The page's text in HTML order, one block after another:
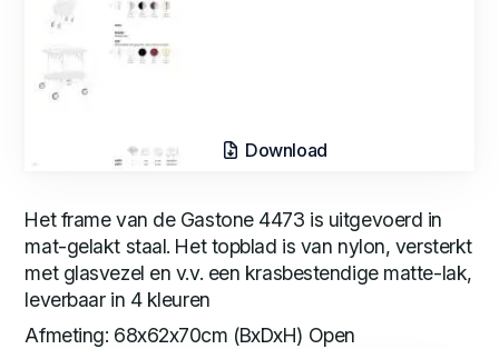
Download
Het frame van de Gastone 4473 is uitgevoerd in
mat-gelakt staal. Het topblad is van nylon, versterkt
met glasvezel en v.v. een krasbestendige matte-lak,
leverbaar in 4 kleuren
Afmeting: 68x62x70cm (BxDxH) Open